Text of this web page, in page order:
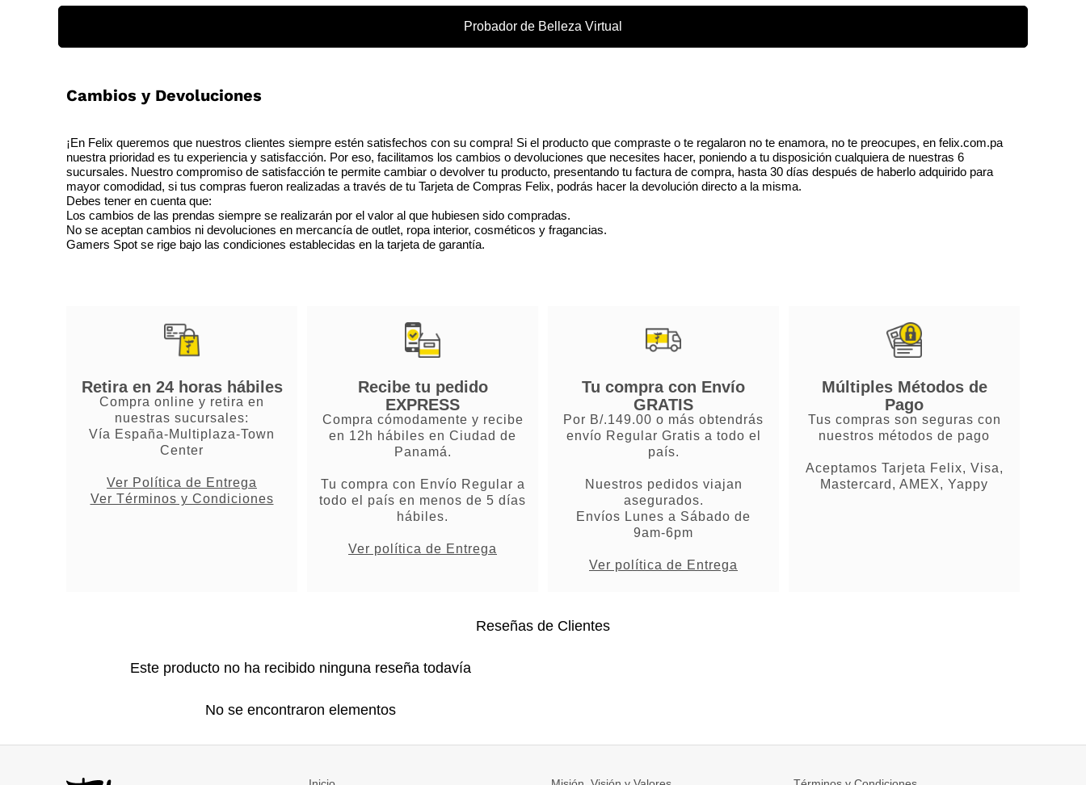
Probador de Belleza Virtual
Cambios y Devoluciones
¡En Felix queremos que nuestros clientes siempre estén satisfechos con su compra! Si el producto que compraste o te regalaron no te enamora, no te preocupes, en felix.com.pa
nuestra prioridad es tu experiencia y satisfacción. Por eso, facilitamos los cambios o devoluciones que necesites hacer, poniendo a tu disposición cualquiera de nuestras 6
sucursales. Nuestro compromiso de satisfacción te permite cambiar o devolver tu producto, presentando tu factura de compra, hasta 30 días después de haberlo adquirido para
mayor comodidad, si tus compras fueron realizadas a través de tu Tarjeta de Compras Felix, podrás hacer la devolución directo a la misma.
Debes tener en cuenta que:
Los cambios de las prendas siempre se realizarán por el valor al que hubiesen sido compradas.
No se aceptan cambios ni devoluciones en mercancía de outlet, ropa interior, cosméticos y fragancias.
Gamers Spot se rige bajo las condiciones establecidas en la tarjeta de garantía.
Retira en 24 horas hábiles
Compra online y retira en
nuestras sucursales:
Vía España-Multiplaza-Town
Center
Ver Política de Entrega
Ver Términos y Condiciones
Recibe tu pedido
EXPRESS
Compra cómodamente y recibe
en 12h hábiles en Ciudad de
Panamá.
Tu compra con Envío Regular a
todo el país en menos de 5 días
hábiles.
Ver política de Entrega
Tu compra con Envío
GRATIS
Por B/.149.00 o más obtendrás
envío Regular Gratis a todo el
país.
Nuestros pedidos viajan
asegurados.
Envíos Lunes a Sábado de
9am-6pm
Ver política de Entrega
Múltiples Métodos de
Pago
Tus compras son seguras con
nuestros métodos de pago
Aceptamos Tarjeta Felix, Visa,
Mastercard, AMEX, Yappy
Reseñas de Clientes
Este producto no ha recibido ninguna reseña todavía
No se encontraron elementos